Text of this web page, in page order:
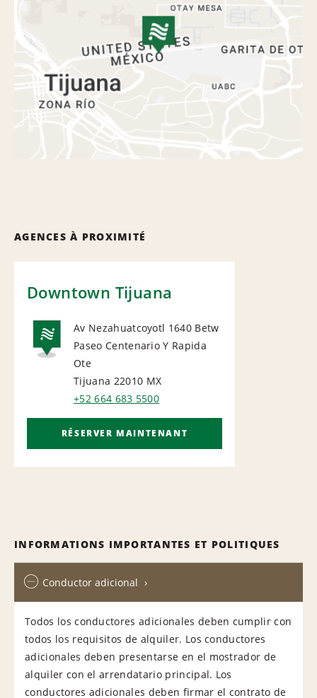
AGENCES À PROXIMITÉ
Downtown Tijuana
NATIONAL
Av Nezahuatcoyotl 1640 Betw
Paseo Centenario Y Rapida
Ote
Tijuana 22010 MX
+52 664 683 5500
RÉSERVER MAINTENANT
INFORMATIONS IMPORTANTES ET POLITIQUES
Conductor adicional
Todos los conductores adicionales deben cumplir con
todos los requisitos de alquiler. Los conductores
adicionales deben presentarse en el mostrador de
alquiler con el arrendatario principal. Los
conductores adicionales deben firmar el contrato de